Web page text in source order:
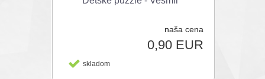
naša cena
0,90 EUR
skladom